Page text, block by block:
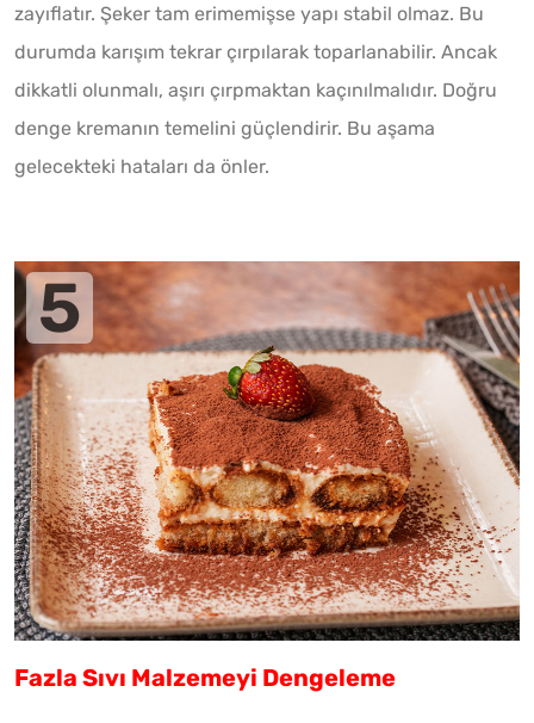
zayıflatır. Şeker tam erimemişse yapı stabil olmaz. Bu
durumda karışım tekrar çırpılarak toparlanabilir. Ancak
dikkatli olunmalı, aşırı çırpmaktan kaçınılmalıdır. Doğru
denge kremanın temelini güçlendirir. Bu aşama
gelecekteki hataları da önler.
Fazla Sıvı Malzemeyi Dengeleme